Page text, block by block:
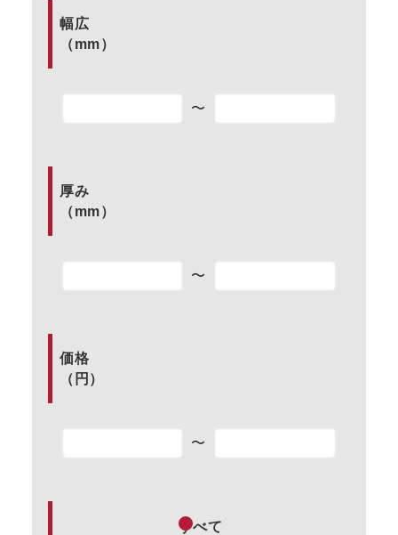
幅広
（mm）
〜
厚み
（mm）
〜
価格
（円）
〜
すべて